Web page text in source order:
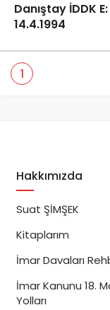
Danıştay İDDK
14.4.1994
1
Hakkımızda
Suat ŞİMŞEK
Kitaplarım
İmar Davaları
İmar Kanunu 18.
Yolları